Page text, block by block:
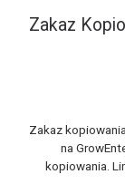
Zakaz
Zakaz
na
kopiowania.